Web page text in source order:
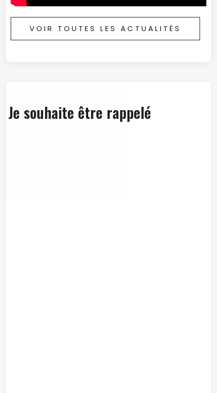
VOIR TOUTES LES ACTUALITÉS
Je souhaite être rappelé